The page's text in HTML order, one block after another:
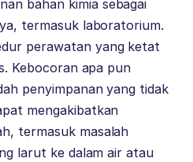
bahan kimia sebagai
termasuk laboratorium.
perawatan yang ketat
Kebocoran apa pun
penyimpanan yang tidak
mengakibatkan
termasuk masalah
larut ke dalam air atau